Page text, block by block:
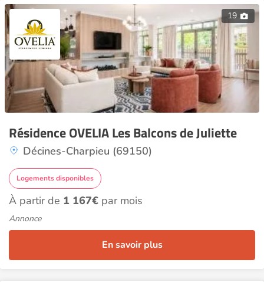
19
Résidence OVELIA Les Balcons de Juliette
Décines-Charpieu (69150)
Logements disponibles
À partir de 1 167€ par mois
Annonce
En savoir plus